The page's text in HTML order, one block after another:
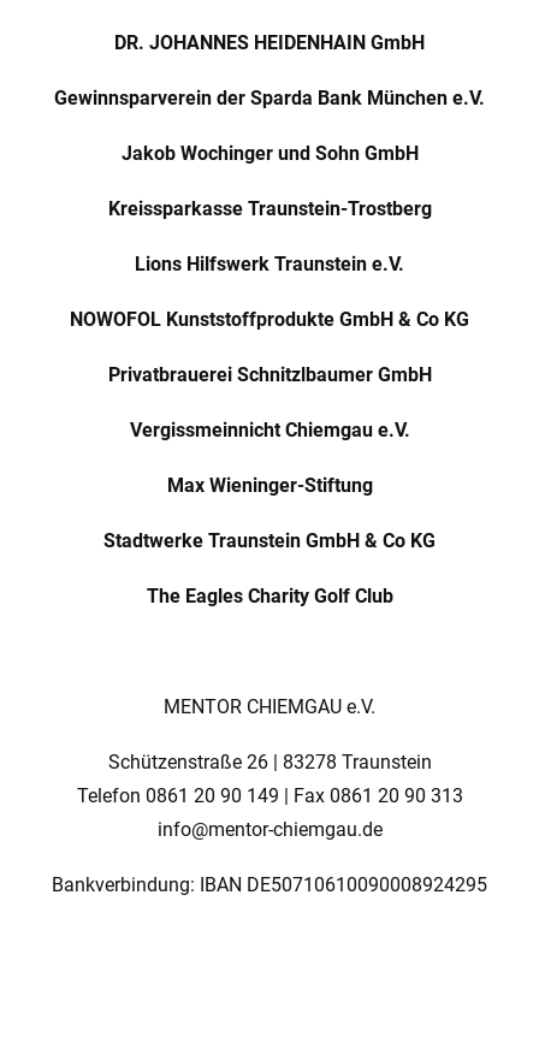
DR. JOHANNES HEIDENHAIN GmbH
Gewinnsparverein der Sparda Bank München e.V.
Jakob Wochinger und Sohn GmbH
Kreissparkasse Traunstein-Trostberg
Lions Hilfswerk Traunstein e.V.
NOWOFOL Kunststoffprodukte GmbH & Co KG
Privatbrauerei Schnitzlbaumer GmbH
Vergissmeinnicht Chiemgau e.V.
Max Wieninger-Stiftung
Stadtwerke Traunstein GmbH & Co KG
The Eagles Charity Golf Club
MENTOR CHIEMGAU e.V.
Schützenstraße 26 | 83278 Traunstein
Telefon 0861 20 90 149 | Fax 0861 20 90 313
info@mentor-chiemgau.de
Bankverbindung: IBAN DE50710610090008924295